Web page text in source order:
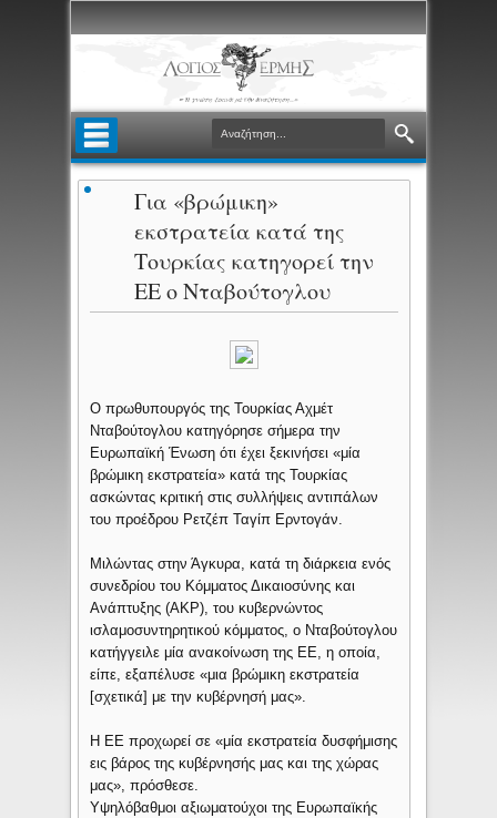
Για «βρώμικη»
εκστρατεία κατά της
Τουρκίας κατηγορεί την
ΕΕ ο Νταβούτογλου
Ο πρωθυπουργός της Τουρκίας Αχμέτ
Νταβούτογλου κατηγόρησε σήμερα την
Ευρωπαϊκή Ένωση ότι έχει ξεκινήσει «μία
βρώμικη εκστρατεία» κατά της Τουρκίας
ασκώντας κριτική στις συλλήψεις αντιπάλων
του προέδρου Ρετζέπ Ταγίπ Ερντογάν.
Μιλώντας στην Άγκυρα, κατά τη διάρκεια ενός
συνεδρίου του Κόμματος Δικαιοσύνης και
Ανάπτυξης (AKP), του κυβερνώντος
ισλαμοσυντηρητικού κόμματος, ο Νταβούτογλου
κατήγγειλε μία ανακοίνωση της ΕΕ, η οποία,
είπε, εξαπέλυσε «μια βρώμικη εκστρατεία
[σχετικά] με την κυβέρνησή μας».
Η ΕΕ προχωρεί σε «μία εκστρατεία δυσφήμισης
εις βάρος της κυβέρνησής μας και της χώρας
μας», πρόσθεσε.
Υψηλόβαθμοι αξιωματούχοι της Ευρωπαϊκής